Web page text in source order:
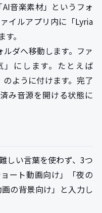
音楽素材」というフォ
イルアプリ内に「Lyria
。
ダへ移動します。ファ
にします。たとえば
のように付けます。完了
み音源を開ける状態に
しい言葉を使わず、3つ
ート動画向け」「夜の
の背景向け」と入力し